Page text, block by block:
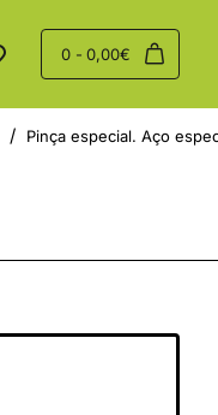
0 - 0,00€
Pinça especial. Aço